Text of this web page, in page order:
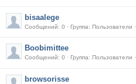
bisaalege
Сообщений: 0 · Группа: Пользователи ·
Boobimittee
Сообщений: 0 · Группа: Пользователи ·
browsorisse